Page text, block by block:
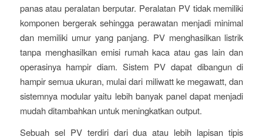
panas atau peralatan berputar. Peralatan PV tidak memiliki
komponen bergerak sehingga perawatan menjadi minimal
dan memiliki umur yang panjang. PV menghasilkan listrik
tanpa menghasilkan emisi rumah kaca atau gas lain dan
operasinya hampir diam. Sistem PV dapat dibangun di
hampir semua ukuran, mulai dari miliwatt ke megawatt, dan
sistemnya modular yaitu lebih banyak panel dapat menjadi
mudah ditambahkan untuk meningkatkan output.
Sebuah sel PV terdiri dari dua atau lebih lapisan tipis